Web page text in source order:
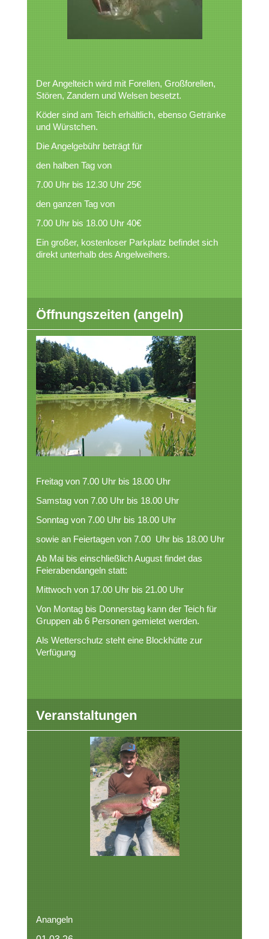
Der Angelteich wird mit Forellen, Großforellen,
Stören, Zandern und Welsen besetzt.
Köder sind am Teich erhältlich, ebenso Getränke
und Würstchen.
Die Angelgebühr beträgt für
den halben Tag von
7.00 Uhr bis 12.30 Uhr 25€
den ganzen Tag von
7.00 Uhr bis 18.00 Uhr 40€
Ein großer, kostenloser Parkplatz befindet sich
direkt unterhalb des Angelweihers.
Öffnungszeiten (angeln)
Freitag von 7.00 Uhr bis 18.00 Uhr
Samstag von 7.00 Uhr bis 18.00 Uhr
Sonntag von 7.00 Uhr bis 18.00 Uhr
sowie an Feiertagen von 7.00 Uhr bis 18.00 Uhr
Ab Mai bis einschließlich August findet das
Feierabendangeln statt:
Mittwoch von 17.00 Uhr bis 21.00 Uhr
Von Montag bis Donnerstag kann der Teich für
Gruppen ab 6 Personen gemietet werden.
Als Wetterschutz steht eine Blockhütte zur
Verfügung
Veranstaltungen
Anangeln